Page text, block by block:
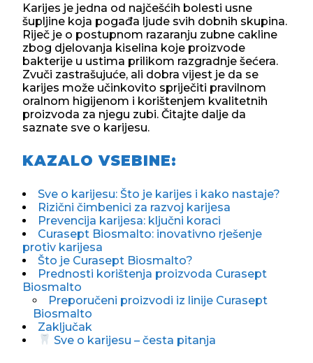
Karijes je jedna od najčešćih bolesti usne
šupljine koja pogađa ljude svih dobnih skupina.
Riječ je o postupnom razaranju zubne cakline
zbog djelovanja kiselina koje proizvode
bakterije u ustima prilikom razgradnje šećera.
Zvuči zastrašujuće, ali dobra vijest je da se
karijes može učinkovito spriječiti pravilnom
oralnom higijenom i korištenjem kvalitetnih
proizvoda za njegu zubi. Čitajte dalje da
saznate sve o karijesu.
KAZALO VSEBINE:
Sve o karijesu: Što je karijes i kako nastaje?
Rizični čimbenici za razvoj karijesa
Prevencija karijesa: ključni koraci
Curasept Biosmalto: inovativno rješenje
protiv karijesa
Što je Curasept Biosmalto?
Prednosti korištenja proizvoda Curasept
Biosmalto
Preporučeni proizvodi iz linije Curasept
Biosmalto
Zaključak
Sve o karijesu – česta pitanja